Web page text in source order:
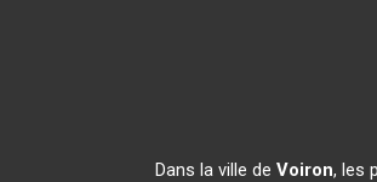
Dans la ville de Voiron, les